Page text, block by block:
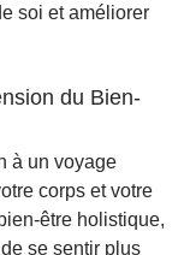
soi et améliorer
du Bien-
à un voyage
corps et votre
être holistique,
se sentir plus